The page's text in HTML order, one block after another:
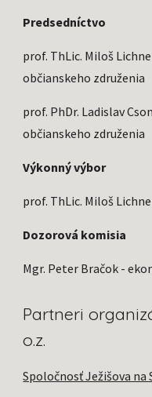
Predsedníctvo
prof. ThLic. Miloš
občianskeho združenia
prof. PhDr. Ladislav
občianskeho združenia
Výkonný výbor
prof. ThLic. Miloš
Dozorová komisia
Mgr. Peter Bračok -
Partneri
o.z.
Spoločnosť Ježišova na